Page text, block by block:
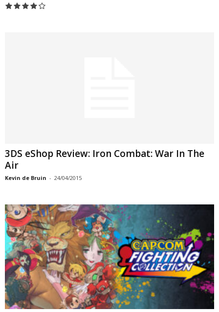
3DS eShop Review: Iron Combat: War In The
Air
Kevin de Bruin - 24/04/2015